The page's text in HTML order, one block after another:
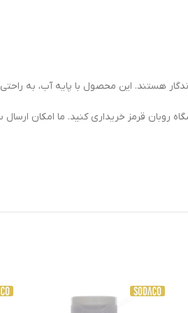
هستند. این محصول با پایه آب، به
قرمز خریداری کنید. ما امکان